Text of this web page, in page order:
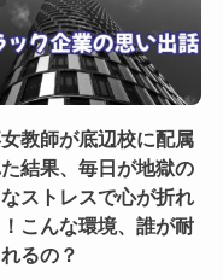
教師が底辺校に配属
結果、毎日が地獄の
ストレスで心が折れ
こんな環境、誰が耐
るの？